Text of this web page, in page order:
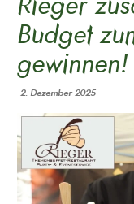
Budget
gewinnen!
2. Dezember 2025